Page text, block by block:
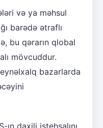
və ya məhsul
barədə ətraflı
bu qərarın qlobal
mövcuddur.
bazarlarda
ın daxili istehsalını